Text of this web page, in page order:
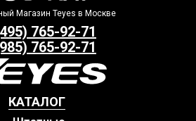
КАТАЛОГ
765-92-71
765-92-71
Магазин Teyes в Москве